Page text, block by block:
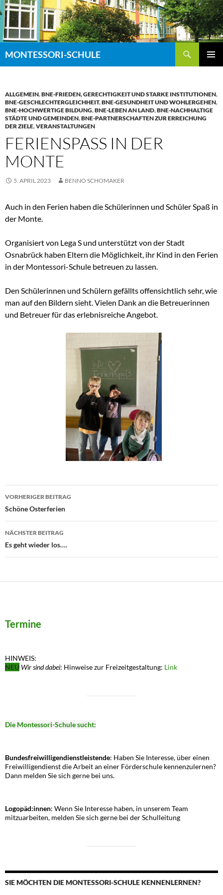
Zum
Inhalt
springen
MONTESSORI-SCHULE
ALLGEMEIN,BNE-FRIEDEN, GERECHTIGKEIT UND STARKE INSTITUTIONEN,
BNE-GESCHLECHTERGLEICHHEIT,BNE-GESUNDHEIT UND WOHLERGEHEN,
BNE-HOCHWERTIGE BILDUNG,BNE-LEBEN AN LAND,BNE-NACHHALTIGE
STÄDTE UND GEMEINDEN,BNE-PARTNERSCHAFTEN ZUR ERREICHUNG
DER ZIELE,VERANSTALTUNGEN
FERIENSPASS IN DER M
ONTE
5. APRIL 2023 BENNO SCHOMAKER
Auch in den Ferien haben die Schülerinnen und Schüler Spaß in
der Monte.
Organisiert von Lega S und unterstützt von der Stadt
Osnabrück haben Eltern die Möglichkeit, ihr Kind in den Ferien
in der Montessori-Schule betreuen zu lassen.
Den Schülerinnen und Schülern gefällts offensichtlich sehr, wie
man auf den Bildern sieht. Vielen Dank an die Betreuerinnen
und Betreuer für das erlebnisreiche Angebot.
Beitragsnavigation
VORHERIGER BEITRAG
Schöne Osterferien
NÄCHSTER BEITRAG
Es geht wieder los….
Termine
HINWEIS:
NEU Wir sind dabei: Hinweise zur Freizeitgestaltung: Link
Die Montessori-Schule sucht:
Bundesfreiwilligendienstleistende: Haben Sie Interesse, über einen
Freiwilligendienst die Arbeit an einer Förderschule kennenzulernen?
Dann melden Sie sich gerne bei uns.
Logopäd:innen: Wenn Sie Interesse haben, in unserem Team
mitzuarbeiten, melden Sie sich gerne bei der Schulleitung
SIE MÖCHTEN DIE MONTESSORI-SCHULE KENNENLERNEN?